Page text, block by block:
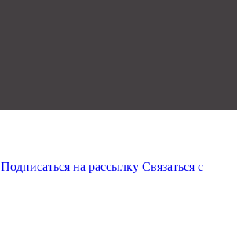
Подписаться на рассылку Связаться с